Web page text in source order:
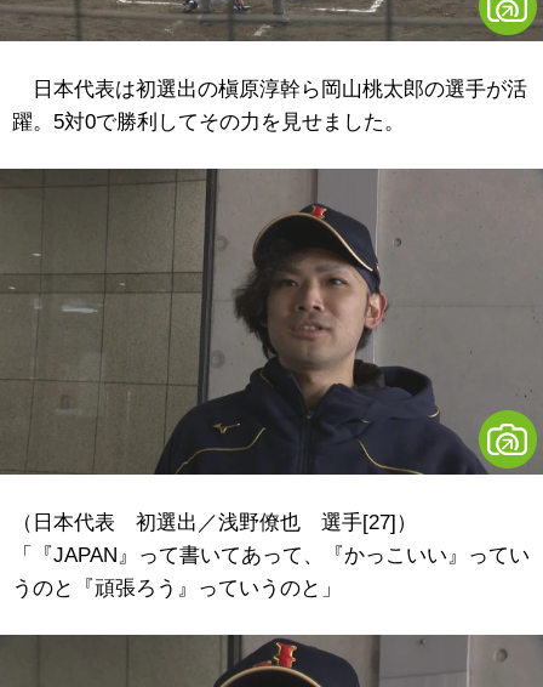
日本代表は初選出の槇原淳幹ら岡山桃太郎の選手が活
躍。5対0で勝利してその力を見せました。
（日本代表 初選出／浅野僚也 選手[27]）
「『JAPAN』って書いてあって、『かっこいい』ってい
うのと『頑張ろう』っていうのと」